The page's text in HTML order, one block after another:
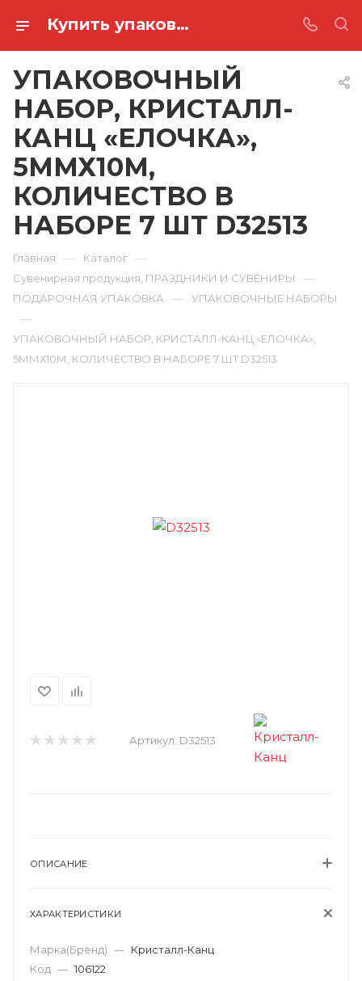
Купить упаковочный набор, кристалл-канц «елочка», 5ммх10м, количество в наборе 7 шт D32513 в Ростове-на-Дону
УПАКОВОЧНЫЙ
НАБОР, КРИСТАЛЛ-
КАНЦ «ЕЛОЧКА»,
5ММХ10М,
КОЛИЧЕСТВО В
НАБОРЕ 7 ШТ D32513
Главная — Каталог —
Сувенирная продукция, ПРАЗДНИКИ И СУВЕНИРЫ —
ПОДАРОЧНАЯ УПАКОВКА — УПАКОВОЧНЫЕ НАБОРЫ
—
УПАКОВОЧНЫЙ НАБОР, КРИСТАЛЛ-КАНЦ «ЕЛОЧКА»,
5ММХ10М, КОЛИЧЕСТВО В НАБОРЕ 7 ШТ D32513
Артикул: D32513
ОПИСАНИЕ
ХАРАКТЕРИСТИКИ
Марка(Бренд) — Кристалл-Канц
Код — 106122